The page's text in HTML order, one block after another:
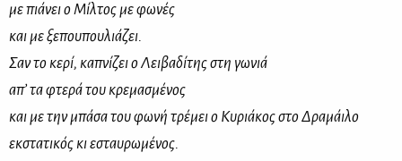
με πιάνει ο Μίλτος με φωνές
και με ξεπουπουλιάζει.
Σαν το κερί, καπνίζει ο Λειβαδίτης στη γωνιά
απ’ τα φτερά του κρεμασμένος
και με την μπάσα του φωνή τρέμει ο Κυριάκος στο Δραμάιλο
εκστατικός κι εσταυρωμένος.